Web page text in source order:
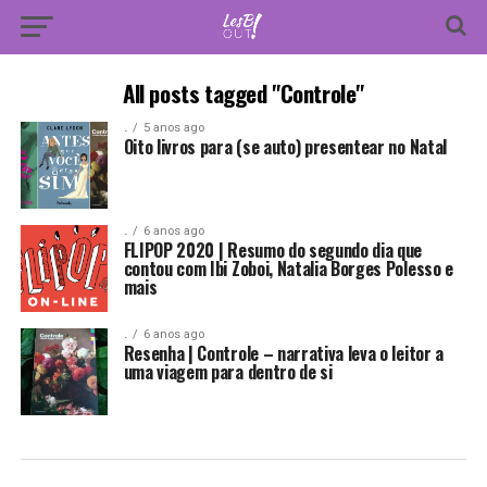
All posts tagged "Controle"
. 5 anos ago
Oito livros para (se auto) presentear no Natal
. 6 anos ago
FLIPOP 2020 | Resumo do segundo dia que
contou com Ibi Zoboi, Natalia Borges Polesso e
mais
. 6 anos ago
Resenha | Controle – narrativa leva o leitor a
uma viagem para dentro de si